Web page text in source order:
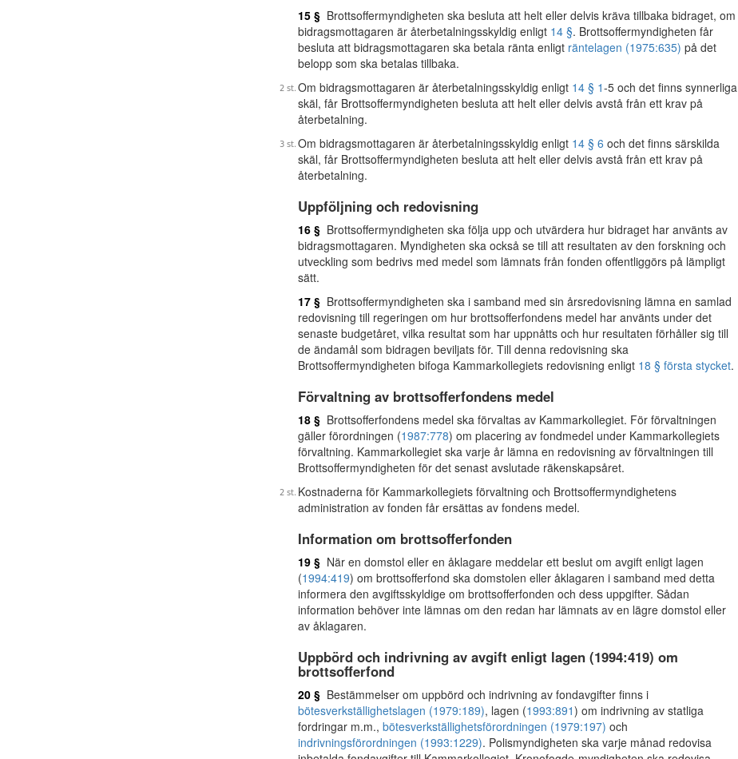
15 § Brottsoffermyndigheten ska besluta att helt eller delvis kräva tillbaka bidraget, om
bidragsmottagaren är återbetalningsskyldig enligt 14 §. Brottsoffermyndigheten får
besluta att bidragsmottagaren ska betala ränta enligt räntelagen (1975:635) på det
belopp som ska betalas tillbaka.
Om bidragsmottagaren är återbetalningsskyldig enligt 14 § 1-5 och det finns synnerliga
skäl, får Brottsoffermyndigheten besluta att helt eller delvis avstå från ett krav på
återbetalning.
Om bidragsmottagaren är återbetalningsskyldig enligt 14 § 6 och det finns särskilda
skäl, får Brottsoffermyndigheten besluta att helt eller delvis avstå från ett krav på
återbetalning.
Uppföljning och redovisning
16 § Brottsoffermyndigheten ska följa upp och utvärdera hur bidraget har använts av
bidragsmottagaren. Myndigheten ska också se till att resultaten av den forskning och
utveckling som bedrivs med medel som lämnats från fonden offentliggörs på lämpligt
sätt.
17 § Brottsoffermyndigheten ska i samband med sin årsredovisning lämna en samlad
redovisning till regeringen om hur brottsofferfondens medel har använts under det
senaste budgetåret, vilka resultat som har uppnåtts och hur resultaten förhåller sig till
de ändamål som bidragen beviljats för. Till denna redovisning ska
Brottsoffermyndigheten bifoga Kammarkollegiets redovisning enligt 18 § första stycket.
Förvaltning av brottsofferfondens medel
18 § Brottsofferfondens medel ska förvaltas av Kammarkollegiet. För förvaltningen
gäller förordningen (1987:778) om placering av fondmedel under Kammarkollegiets
förvaltning. Kammarkollegiet ska varje år lämna en redovisning av förvaltningen till
Brottsoffermyndigheten för det senast avslutade räkenskapsåret.
Kostnaderna för Kammarkollegiets förvaltning och Brottsoffermyndighetens
administration av fonden får ersättas av fondens medel.
Information om brottsofferfonden
19 § När en domstol eller en åklagare meddelar ett beslut om avgift enligt lagen
(1994:419) om brottsofferfond ska domstolen eller åklagaren i samband med detta
informera den avgiftsskyldige om brottsofferfonden och dess uppgifter. Sådan
information behöver inte lämnas om den redan har lämnats av en lägre domstol eller
av åklagaren.
Uppbörd och indrivning av avgift enligt lagen (1994:419) om
brottsofferfond
20 § Bestämmelser om uppbörd och indrivning av fondavgifter finns i
bötesverkställighetslagen (1979:189), lagen (1993:891) om indrivning av statliga
fordringar m.m., bötesverkställighetsförordningen (1979:197) och
indrivningsförordningen (1993:1229). Polismyndigheten ska varje månad redovisa